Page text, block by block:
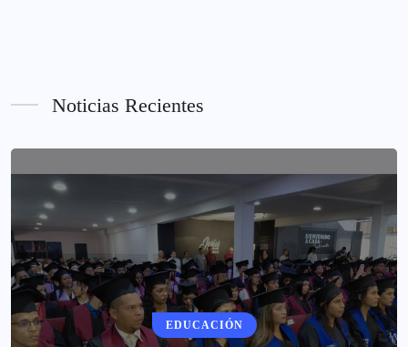
Noticias Recientes
EDUCACIÓN